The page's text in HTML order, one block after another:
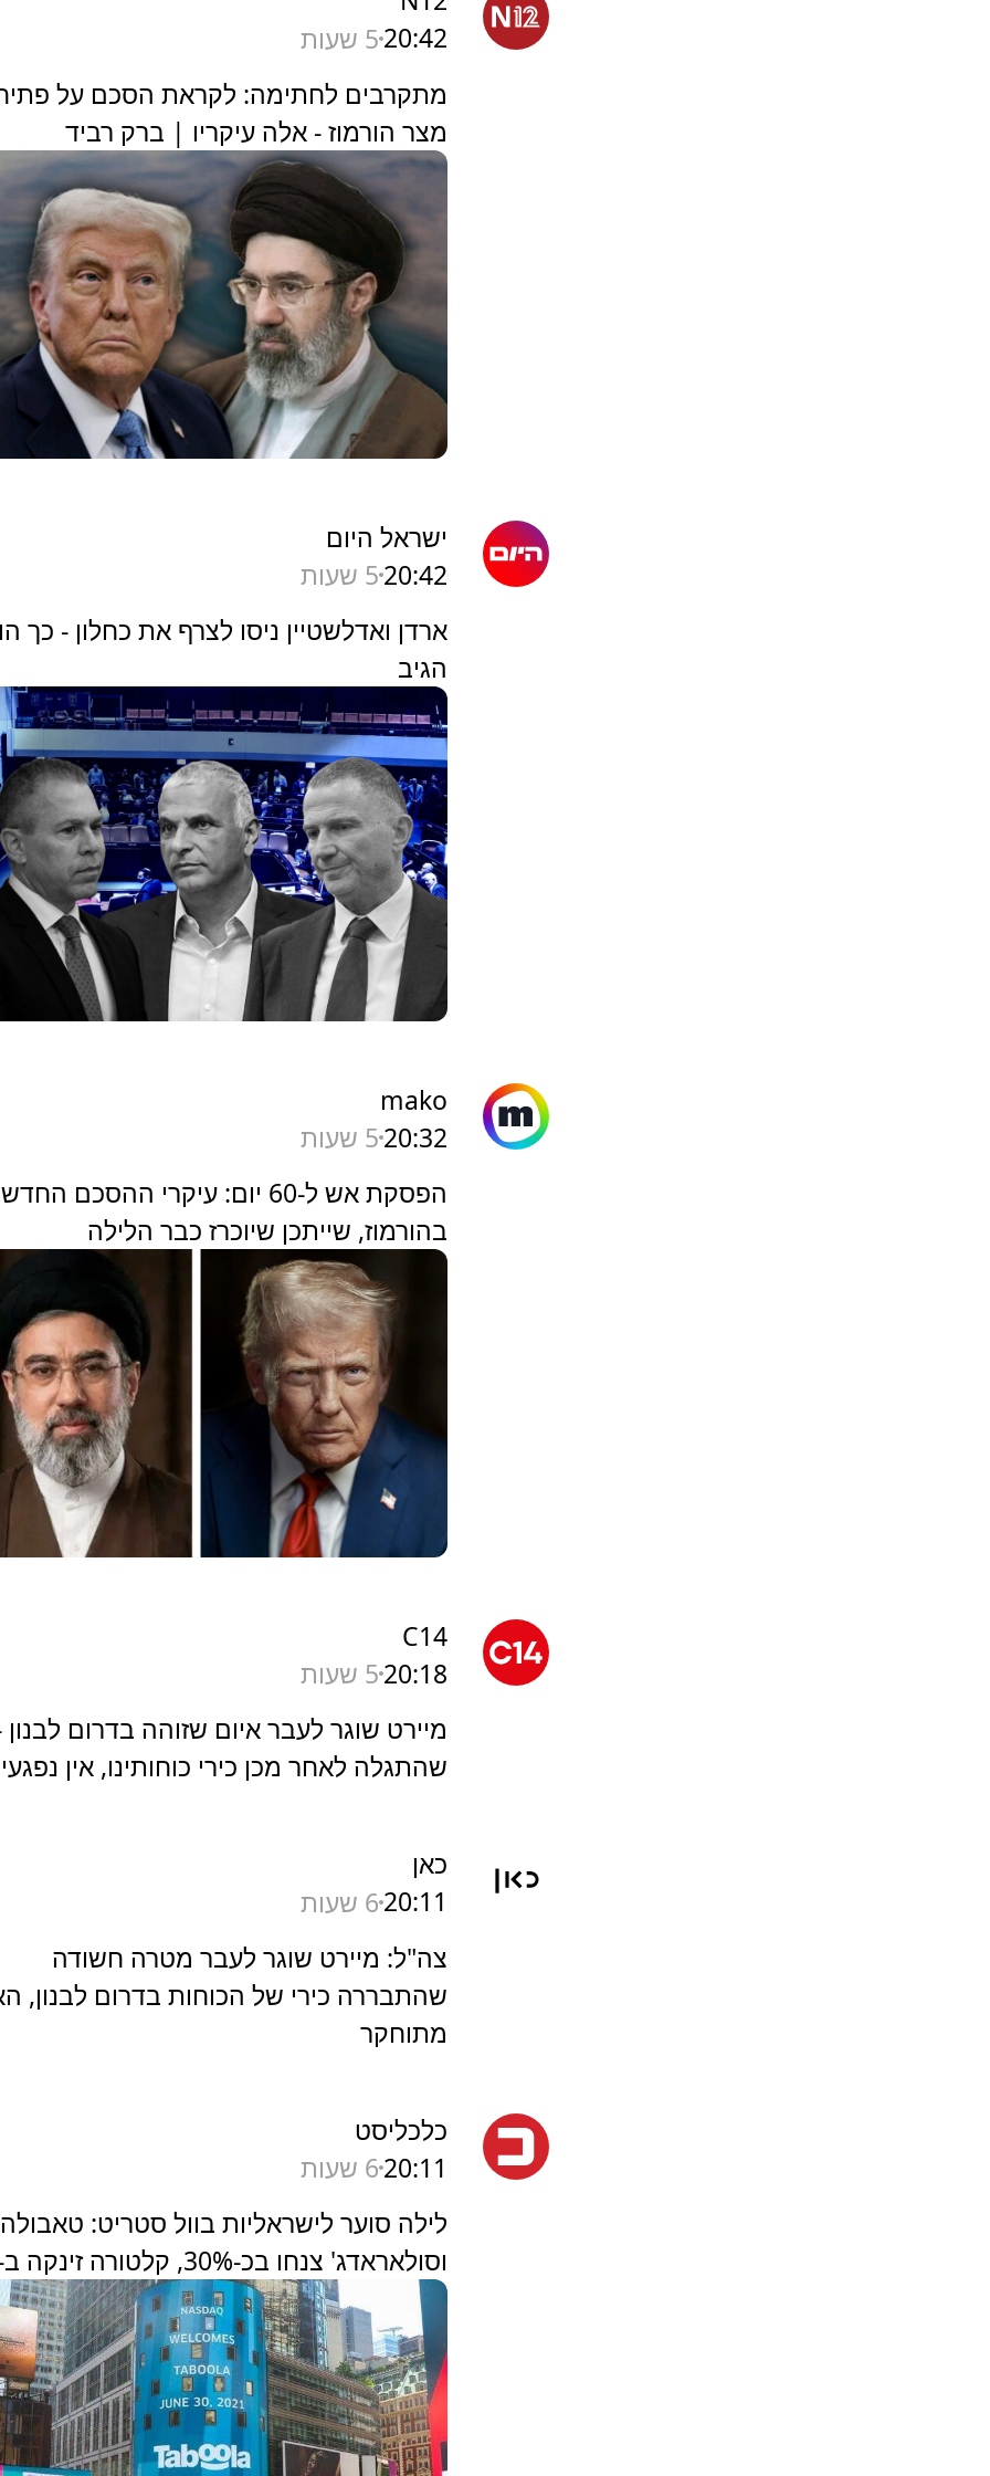
20:425 שעות
מתקרבים לחתימה: לקראת הסכם על
מצר הורמוז - אלה עיקריו | ברק רביד
ישראל היום
20:425 שעות
ארדן ואדלשטיין ניסו לצרף את כחלון - כך
הגיב
mako
20:325 שעות
הפסקת אש ל-60 יום: עיקרי ההסכם החדש
בהורמוז, שייתכן שיוכרז כבר הלילה
C14
20:185 שעות
מיירט שוגר לעבר איום שזוהה בדרום לבנון
שהתגלה לאחר מכן כירי כוחותינו, אין
כאן
20:116 שעות
צה"ל: מיירט שוגר לעבר מטרה חשודה
שהתבררה כירי של הכוחות בדרום לבנון,
מתוחקר
כלכליסט
20:116 שעות
לילה סוער לישראליות בוול סטריט: טאבולה
וסולאראדג' צנחו בכ-30%, קלטורה זינקה ב-35%